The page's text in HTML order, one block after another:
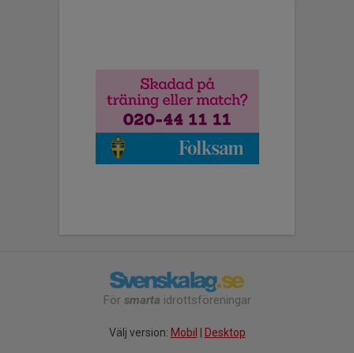
För smarta idrottsföreningar
Välj version: Mobil Desktop